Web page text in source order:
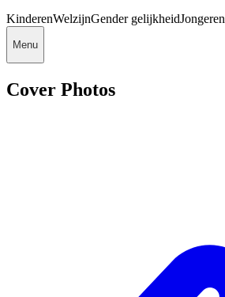
KinderenWelzijnGender gelijkheidJongeren
Menu
Cover Photos